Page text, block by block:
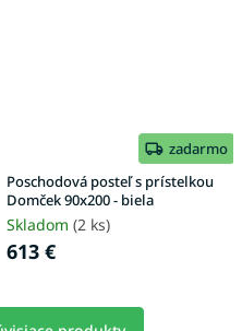
zadarmo
Poschodová posteľ s prístelkou
Domček 90x200 - biela
Skladom (2 ks)
613 €